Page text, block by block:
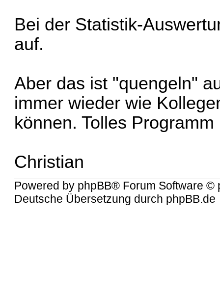
Bei der Statistik-
auf.
Aber das ist "quengeln"
immer wieder wie
können. Tolles
Christian
Powered by phpBB® Forum Software ©
Deutsche Übersetzung durch phpBB.de